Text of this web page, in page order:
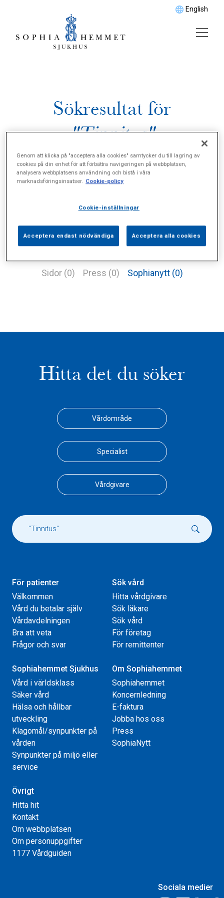
English
Sökresultat för
"Tinnitus"
Sidor (0) Press (0) Sophianytt (0)
Hitta det du söker
Vårdområde
Specialist
Vårdgivare
För patienter
Välkommen
Vård du betalar själv
Vårdavdelningen
Bra att veta
Frågor och svar
Sök vård
Hitta vårdgivare
Sök läkare
Sök vård
För företag
För remittenter
Sophiahemmet Sjukhus
Vård i världsklass
Säker vård
Hälsa och hållbar
utveckling
Klagomål/synpunkter på
vården
Synpunkter på miljö eller
service
Om Sophiahemmet
Sophiahemmet
Koncernledning
E-faktura
Jobba hos oss
Press
SophiaNytt
Övrigt
Hitta hit
Kontakt
Om webbplatsen
Om personuppgifter
1177 Vårdguiden
Sociala medier
Genom att klicka på "acceptera alla cookies" samtycker du till lagring av
cookies på din enhet för att förbättra navigeringen på webbplatsen,
analysera webbplatsens användning och bistå i våra
marknadsföringsinsatser. Cookie-policy
Cookie-inställningar
Acceptera endast nödvändiga Acceptera alla cookies